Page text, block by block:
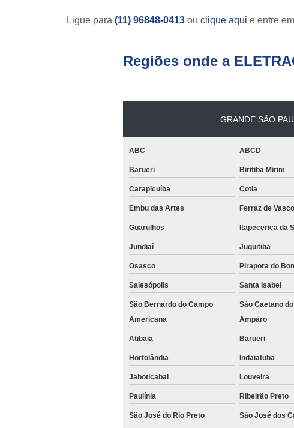
Ligue para (11) 96848-0413 ou clique aqui e entre
Regiões onde a
GRANDE SÃO
ABC ABCD
Barueri Biritiba Mirim
Carapicuíba Cotia
Embu das Artes Ferraz de
Guarulhos Itapecerica da
Jundiaí Juquitiba
Osasco Pirapora do
Salesópolis Santa Isabel
São Bernardo do Campo São Caetano
Americana
Amparo
Atibaia Barueri
Hortolândia Indaiatuba
Jaboticabal Louveira
Paulínia Ribeirão Preto
São José do Rio Preto São José dos